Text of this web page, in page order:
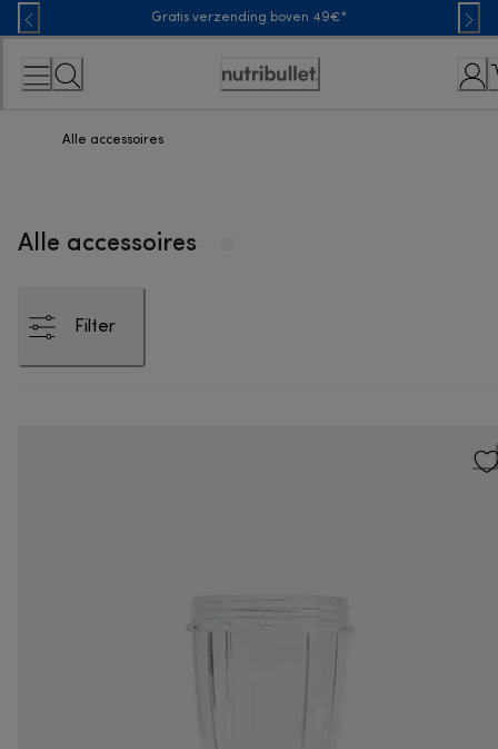
Skip
to
Content
Gratis verzending boven 49€*
Toegankelijkheidsverklaring
Alle accessoires
Alle accessoires
Filter